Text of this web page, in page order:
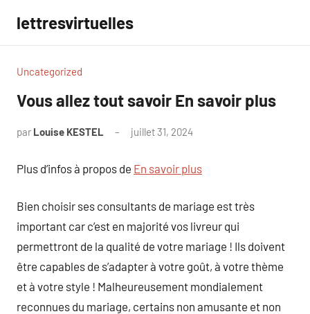
contenu
lettresvirtuelles
Uncategorized
Vous allez tout savoir En savoir plus
par Louise KESTEL juillet 31, 2024
Plus d’infos à propos de En savoir plus
Bien choisir ses consultants de mariage est très
important car c’est en majorité vos livreur qui
permettront de la qualité de votre mariage ! Ils doivent
être capables de s’adapter à votre goût, à votre thème
et à votre style ! Malheureusement mondialement
reconnues du mariage, certains non amusante et non